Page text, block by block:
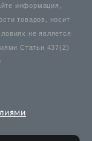
информация,
товаров, носит
не является
Статьи 437(2)